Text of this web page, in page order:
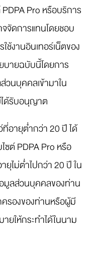
Pro หรือบริการ
จจัดการแทนโดยชอบ
งานอินเทอร์เน็ตของ
ยบายฉบับนี้โดยการ
วนบุคคลเข้ามาใน
ได้รับอนุญาต
ที่อายุต่ำกว่า 20 ปี ได้
ต์ PDPA Pro หรือ
ยุไม่ต่ำไปกว่า 20 ปี ใน
มูลส่วนบุคคลของท่าน
ครองของท่านหรือผู้มี
ยให้กระทำได้ในนาม